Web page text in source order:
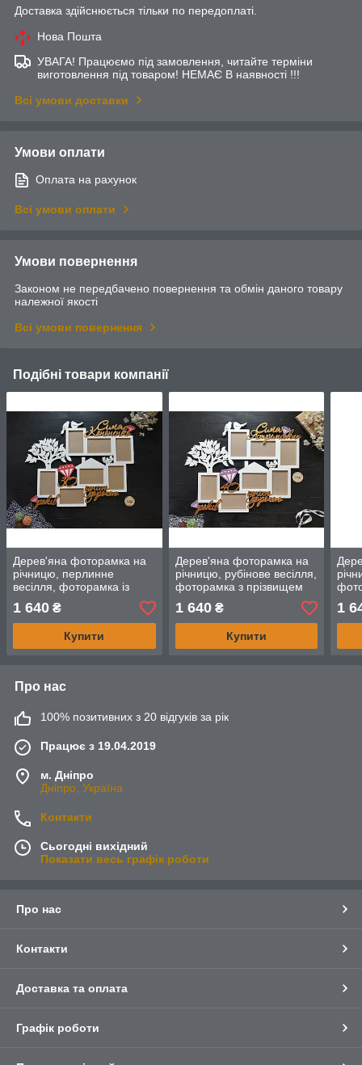
Доставка здійснюється тільки по передоплаті.
Нова Пошта
УВАГА! Працюємо під замовлення, читайте терміни
виготовлення під товаром! НЕМАЄ В наявності !!!
Всі умови доставки
Умови оплати
Оплата на рахунок
Всі умови оплати
Умови повернення
Законом не передбачено повернення та обмін даного товару
належної якості
Всі умови повернення
Подібні товари компанії
Дерев'яна фоторамка на
річницю, перлинне
весілля, фоторамка із
прізвищем "30 років
разом"
1 640 ₴
Купити
Дерев'яна фоторамка на
річницю, рубінове весілля,
фоторамка з прізвищем
"40 років разом"
1 640₴
Купити
"40
1
Про нас
100% позитивних з 20 відгуків за рік
Працює з 19.04.2019
м. Дніпро
Дніпро, Україна
Контакти
Сьогодні вихідний
Показати весь графік роботи
Про нас
Контакти
Доставка та оплата
Графік роботи